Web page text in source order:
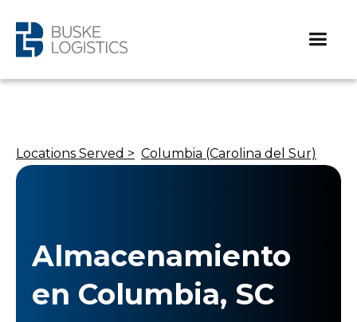
Locations Served > Columbia (Carolina del Sur)
Almacenamiento
en Columbia, SC